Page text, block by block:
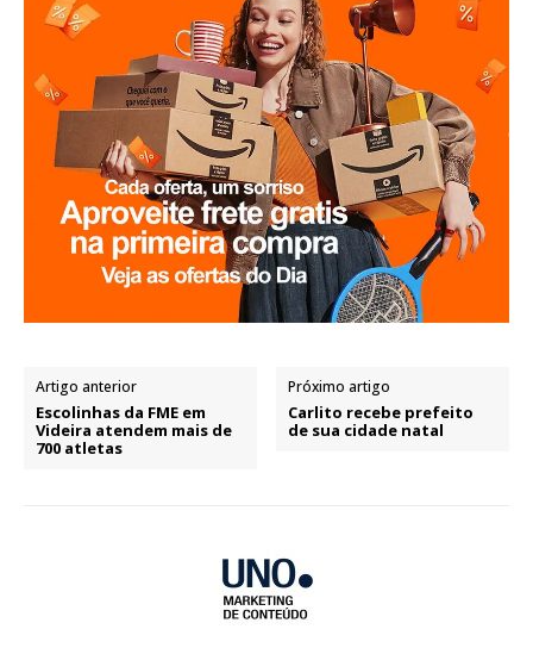
Artigo anterior
Escolinhas da FME em
Videira atendem mais de
700 atletas
Próximo artigo
Carlito recebe prefeito
de sua cidade natal